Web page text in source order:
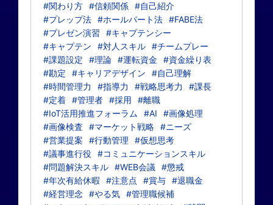
#関わり方 #信頼関係 #自己紹介
#プレップ法 #ホールパート法 #FABE法
#プレゼン演習
#キャプテンシー
#キャプテン
#対人スキル #チームプレー
#課題設定
#理論 #運転資金
#資金繰り表
#勘定
#キャリアデザイン
#自己理解
#時間管理力
#指導力 #戦略思考力
#課長
#定着 #管理者 #採用
#離職
#IoT活用推進フォーラム
#AI
#画像処理
#画像検査
#マーケット戦略 #ニーズ
#営業提案
#行動管理
#仮想思考
#議事進行役 #コミュニケーションスキル
#問題解決スキル #WEB会議
#懲戒
#年次有給休暇
#注意点 #賞与 #退職金
#経営理念 #やる気 #管理職候補